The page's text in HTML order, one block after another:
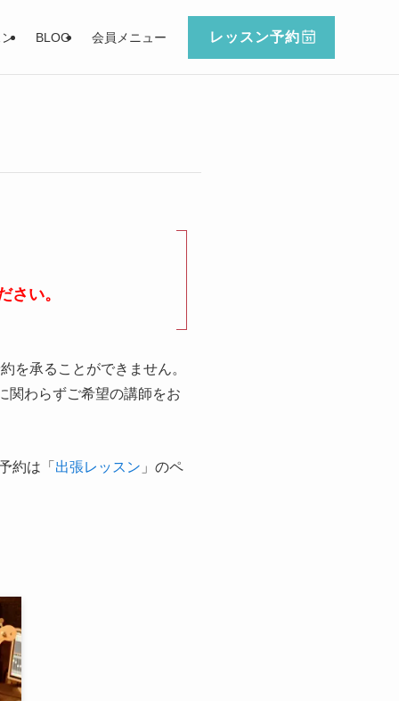
BLOG 会員メニュー レッスン予約
さい。
を承ることができません。
関わらずご希望の講師をお
約は「 出張レッスン 」のペ